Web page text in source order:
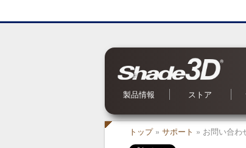
製品情報
Shade3D Ver.27
CG入力支援サービス
BIM/CIM 設計照査ツール
ブロックUIプログラミングツール
3Dパラメトリックツール
Civil・Ultimate とは
Shade3D SDK
Shade3D AI 生成ツール
Shade3D Shapeasy
マジカルスケッチ 3D
Shade3D 公式ガイドブック
Shade3D 検定ガイドブック
Shade3D Panorama View
Shade3D 実用3Dデータ集 森シリーズ
ストア
オンラインストア
ご利用案内
マーケットプレイス
特集記事
Shade3D 実用3D
トップ» サポート » お問い合わ